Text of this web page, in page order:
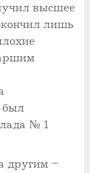
высшее
лишь
был
№ 1
другим –